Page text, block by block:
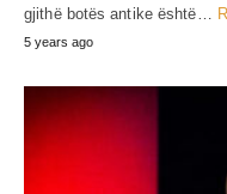
RELATED POST